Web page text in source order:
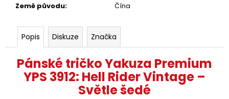
Země původu: Čína
Popis Diskuze Značka
Pánské tričko Yakuza Premium
YPS 3912: Hell Rider Vintage –
Světle šedé